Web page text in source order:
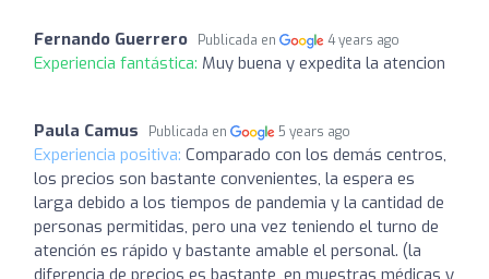
Fernando Guerrero Publicada en 4 years ago
Experiencia fantástica: Muy buena y expedita la atencion
Paula Camus Publicada en 5 years ago
Experiencia positiva: Comparado con los demás centros,
los precios son bastante convenientes, la espera es
larga debido a los tiempos de pandemia y la cantidad de
personas permitidas, pero una vez teniendo el turno de
atención es rápido y bastante amable el personal. (la
diferencia de precios es bastante, en muestras médicas y